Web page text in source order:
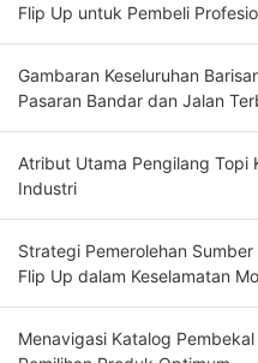
Flip Up untuk Pembeli
Gambaran Keseluruhan
Pasaran Bandar dan Jalan
Atribut Utama Pengilang Topi
Industri
Strategi Pemerolehan
Flip Up dalam Keselamatan
Menavigasi Katalog